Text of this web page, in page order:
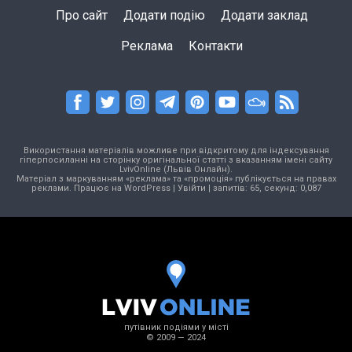
Про сайт Додати подію Додати заклад
Реклама Контакти
Використання матеріалів можливе при відкритому для індексування
гіперпосиланні на сторінку оригінальної статті з вказанням імені сайту
LvivOnline (Львів Онлайн).
Матеріал з маркуванням «реклама» та «промоція» публікується на правах
реклами. Працює на WordPress| Увійти | запитів: 65, секунд: 0,087
путівник подіями у місті
© 2009 — 2024